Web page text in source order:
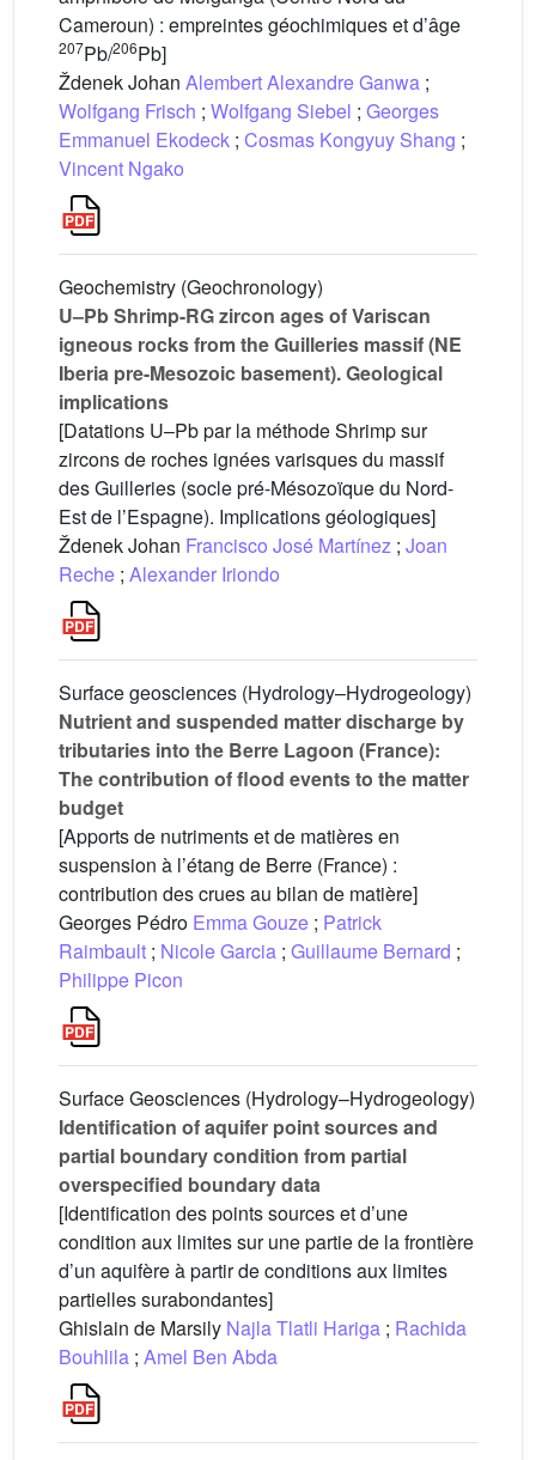
Cameroun) : empreintes géochimiques et d’âge
207Pb/206Pb]
Ždenek Johan Alembert Alexandre Ganwa ;
Wolfgang Frisch ; Wolfgang Siebel ; Georges
Emmanuel Ekodeck ; Cosmas Kongyuy Shang ;
Vincent Ngako
Geochemistry (Geochronology)
U–Pb Shrimp-RG zircon ages of Variscan
igneous rocks from the Guilleries massif (NE
Iberia pre-Mesozoic basement). Geological
implications
[Datations U–Pb par la méthode Shrimp sur
zircons de roches ignées varisques du massif
des Guilleries (socle pré-Mésozoïque du Nord-
Est de l’Espagne). Implications géologiques]
Ždenek Johan Francisco José Martínez ; Joan
Reche ; Alexander Iriondo
Surface geosciences (Hydrology–Hydrogeology)
Nutrient and suspended matter discharge by
tributaries into the Berre Lagoon (France):
The contribution of flood events to the matter
budget
[Apports de nutriments et de matières en
suspension à l’étang de Berre (France) :
contribution des crues au bilan de matière]
Georges Pédro Emma Gouze ; Patrick
Raimbault ; Nicole Garcia ; Guillaume Bernard ;
Philippe Picon
Surface Geosciences (Hydrology–Hydrogeology)
Identification of aquifer point sources and
partial boundary condition from partial
overspecified boundary data
[Identification des points sources et d’une
condition aux limites sur une partie de la frontière
d’un aquifère à partir de conditions aux limites
partielles surabondantes]
Ghislain de Marsily Najla Tlatli Hariga ; Rachida
Bouhlila ; Amel Ben Abda